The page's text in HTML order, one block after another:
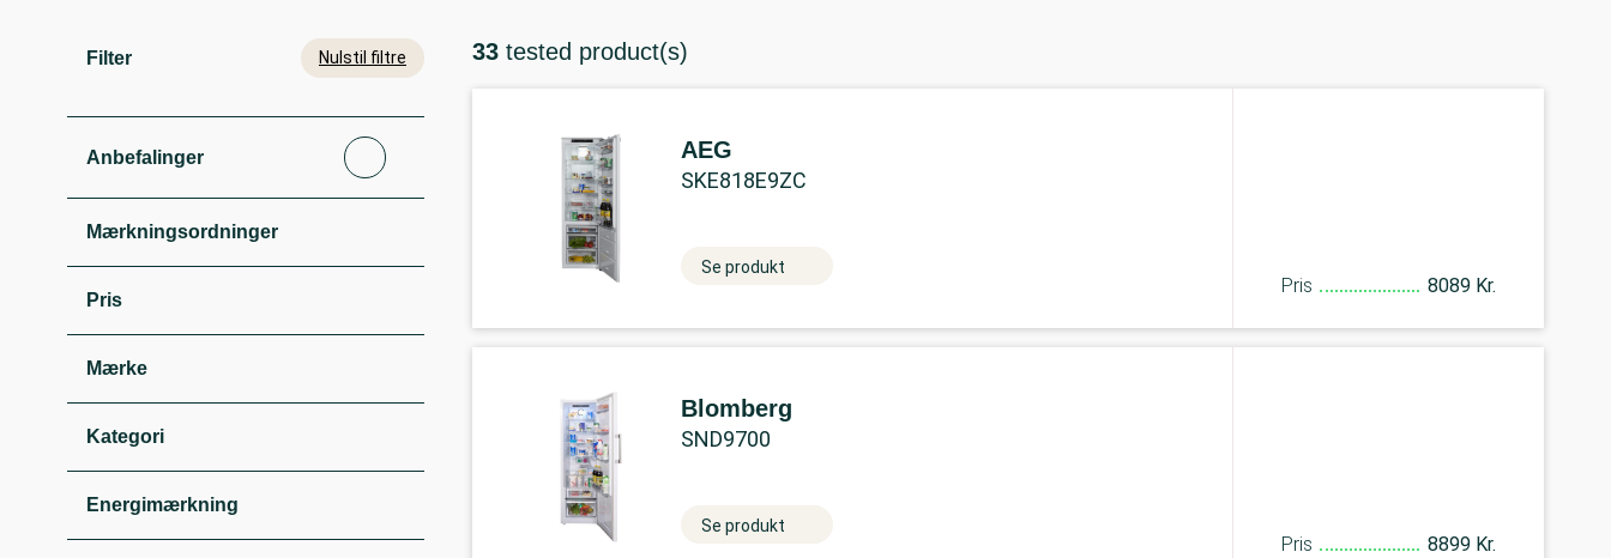
Filter Nulstil filtre
Anbefalinger
Mærkningsordninger
Pris
Mærke
Kategori
Energimærkning
33 tested product(s)
AEG
SKE818E9ZC
Se produkt
Pris 8089 Kr.
Blomberg
SND9700
Se produkt
Pris 8899 Kr.